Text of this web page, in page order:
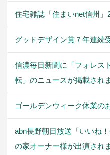
住宅雑誌「住まいnet信州」
グッドデザイン賞７年連続
信濃毎日新聞に「フォレス
転」のニュースが掲載され
ゴールデンウィーク休業の
abn長野朝日放送「いいね
の家オーナー様が出演され